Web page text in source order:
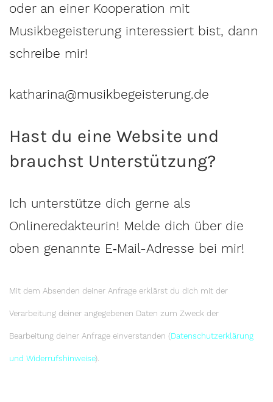
oder an einer Kooperation mit
Musikbegeisterung interessiert bist, dann
schreibe mir!
katharina@musikbegeisterung.de
Hast du eine Website und
brauchst Unterstützung?
Ich unterstütze dich gerne als
Onlineredakteurin! Melde dich über die
oben genannte E‑Mail-Adresse bei mir!
Mit dem Absenden deiner Anfrage erklärst du dich mit der
Verarbeitung deiner angegebenen Daten zum Zweck der
Bearbeitung deiner Anfrage einverstanden (Datenschutzerklärung
und Widerrufshinweise).